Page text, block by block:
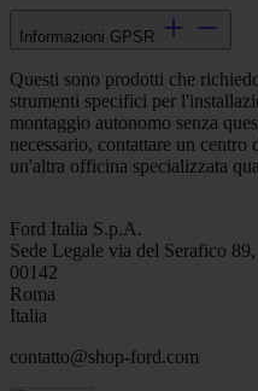
Informazioni GPSR
Questi sono prodotti che
strumenti specifici per
montaggio autonomo senza
necessario, contattare un centro
un'altra officina specializzata
Ford Italia S.p.A.
Sede Legale via del Serafico 89,
00142
Roma
Italia
contatto@shop-ford.com